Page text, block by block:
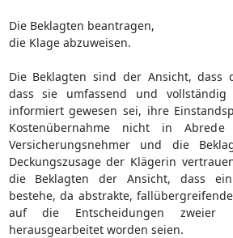
Die Beklagten beantragen,
die Klage abzuweisen.
Die Beklagten sind der Ansicht, dass
dass sie umfassend und
informiert gewesen sei, ihre
Kostenübernahme nicht in
Versicherungsnehmer und die
Deckungszusage der Klägerin
die Beklagten der Ansicht, dass
bestehe, da abstrakte,
auf die Entscheidungen zweier
herausgearbeitet worden seien.